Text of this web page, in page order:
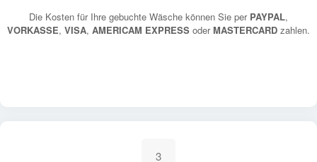
Die Kosten für Ihre gebuchte Wäsche können Sie per PAYPAL,
VORKASSE, VISA, AMERICAM EXPRESS oderMASTERCARD zahlen.
3